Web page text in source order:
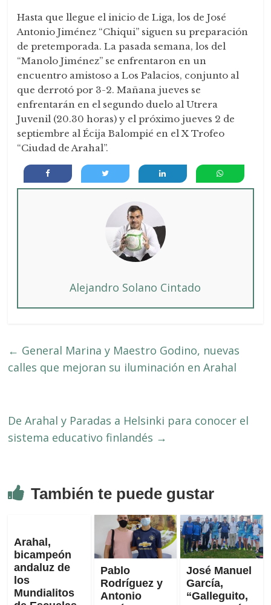
Hasta que llegue el inicio de Liga, los de José
Antonio Jiménez “Chiqui” siguen su preparación
de pretemporada. La pasada semana, los del
“Manolo Jiménez” se enfrentaron en un
encuentro amistoso a Los Palacios, conjunto al
que derrotó por 3-2. Mañana jueves se
enfrentarán en el segundo duelo al Utrera
Juvenil (20.30 horas) y el próximo jueves 2 de
septiembre al Écija Balompié en el X Trofeo
“Ciudad de Arahal”.
Alejandro Solano Cintado
← General Marina y Maestro Godino, nuevas
calles que mejoran su iluminación en Arahal
De Arahal y Paradas a Helsinki para conocer el
sistema educativo finlandés →
También te puede gustar
Arahal,
bicampeón
andaluz de
los
Mundialitos
Pablo
Rodríguez y
Antonio
José Manuel
García,
“Galleguito,